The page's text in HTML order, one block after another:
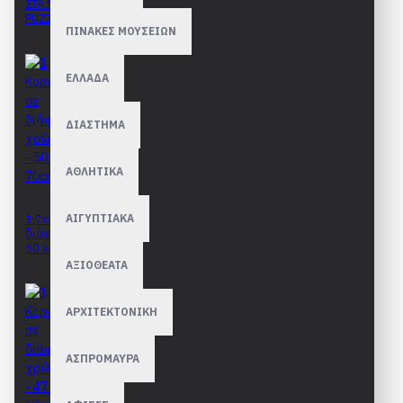
ΠΙΝΑΚΕΣ ΜΟΥΣΕΙΩΝ
ΕΛΛΑΔΑ
ΔΙΑΣΤΗΜΑ
ΑΘΛΗΤΙΚΑ
ΑΙΓΥΠΤΙΑΚΑ
ΑΞΙΟΘΕΑΤΑ
ΑΡΧΙΤΕΚΤΟΝΙΚΗ
ΑΣΠΡΟΜΑΥΡΑ
ΣΤΑ ΜΕΤΡΑ ΤΟΥ
PUZZLE ΣΑΣ
1,7cm Κορνίζες σε
διάφορα χρώματα -
50 x 70cm